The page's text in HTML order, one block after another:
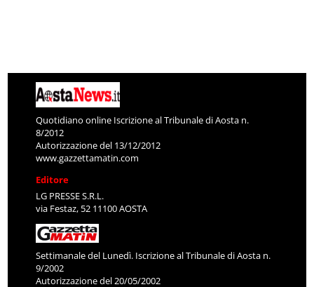
Quotidiano online Iscrizione al Tribunale di Aosta n.
8/2012
Autorizzazione del 13/12/2012
www.gazzettamatin.com
Editore
LG PRESSE S.R.L.
via Festaz, 52 11100 AOSTA
Settimanale del Lunedì. Iscrizione al Tribunale di Aosta n.
9/2002
Autorizzazione del 20/05/2002